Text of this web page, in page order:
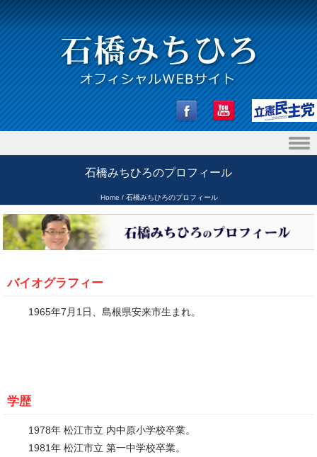
石橋みちひろのプロフィール
Home / 石橋みちひろのプロフィール
バイオグラフィー
1965年7月1日、島根県安来市生まれ。
学歴
1978年 松江市立 内中原小学校卒業。
1981年 松江市立 第一中学校卒業。